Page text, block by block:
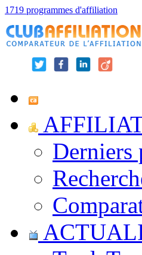
1719 programmes d'affiliation
Derniers